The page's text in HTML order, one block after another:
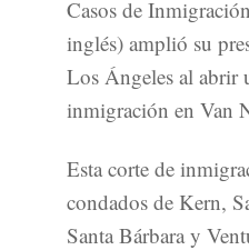
Casos de
inglés) amplió su
Los Ángeles al abrir
inmigración en Van
Esta corte de
condados de Kern,
Santa Bárbara y